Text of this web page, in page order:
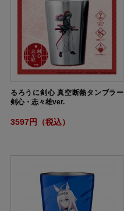
るろうに剣心 真空断熱タンブラー
剣心・志々雄ver.
3597円（税込）